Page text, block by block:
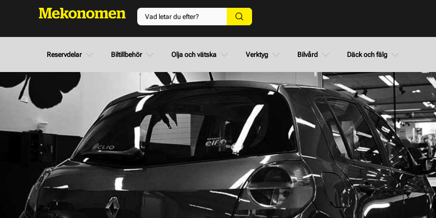
Reservdelar Biltillbehör Olja och vätska Verktyg Bilvård Däck och fälg